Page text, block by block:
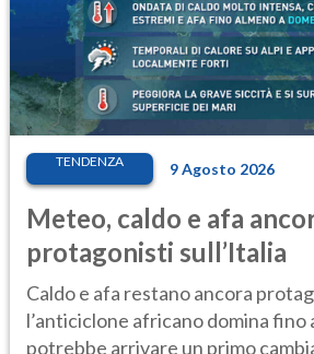
TENDENZA 9 Agosto 2026
Meteo, caldo e afa
protagonisti sull’Italia
Caldo e afa restano ancora
l’anticiclone africano domina fino
potrebbe arrivare un primo